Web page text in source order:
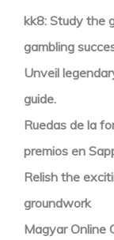
kk8: Study the
gambling
Unveil
guide.
Ruedas de la
premios en
Relish the
groundwork
Magyar Online